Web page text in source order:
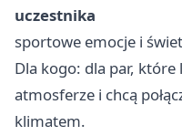
uczestnika
sportowe emocje i
Dla kogo: dla par,
atmosferze i chcą
klimatem.